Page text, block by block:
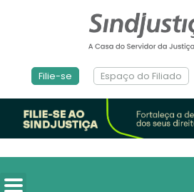
Filie-se Espaço do Filiado